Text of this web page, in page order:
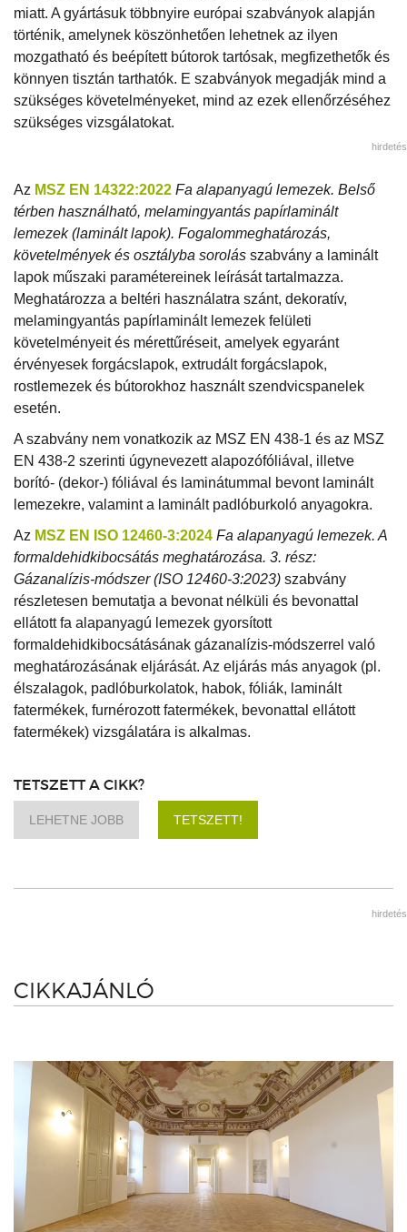
miatt. A gyártásuk többnyire európai szabványok alapján
történik, amelynek köszönhetően lehetnek az ilyen
mozgatható és beépített bútorok tartósak, megfizethetők és
könnyen tisztán tarthatók. E szabványok megadják mind a
szükséges követelményeket, mind az ezek ellenőrzéséhez
szükséges vizsgálatokat.
hirdetés
Az MSZ EN 14322:2022 Fa alapanyagú lemezek. Belső
térben használható, melamingyantás papírlaminált
lemezek (laminált lapok). Fogalommeghatározás,
követelmények és osztályba sorolás szabvány a laminált
lapok műszaki paramétereinek leírását tartalmazza.
Meghatározza a beltéri használatra szánt, dekoratív,
melamingyantás papírlaminált lemezek felületi
követelményeit és mérettűréseit, amelyek egyaránt
érvényesek forgácslapok, extrudált forgácslapok,
rostlemezek és bútorokhoz használt szendvicspanelek
esetén.
A szabvány nem vonatkozik az MSZ EN 438-1 és az MSZ
EN 438-2 szerinti úgynevezett alapozófóliával, illetve
borító- (dekor-) fóliával és laminátummal bevont laminált
lemezekre, valamint a laminált padlóburkoló anyagokra.
Az MSZ EN ISO 12460-3:2024 Fa alapanyagú lemezek. A
formaldehidkibocsátás meghatározása. 3. rész:
Gázanalízis-módszer (ISO 12460-3:2023) szabvány
részletesen bemutatja a bevonat nélküli és bevonattal
ellátott fa alapanyagú lemezek gyorsított
formaldehidkibocsátásának gázanalízis-módszerrel való
meghatározásának eljárását. Az eljárás más anyagok (pl.
élszalagok, padlóburkolatok, habok, fóliák, laminált
fatermékek, furnérozott fatermékek, bevonattal ellátott
fatermékek) vizsgálatára is alkalmas.
TETSZETT A CIKK?
LEHETNE JOBB TETSZETT!
hirdetés
CIKKAJÁNLÓ